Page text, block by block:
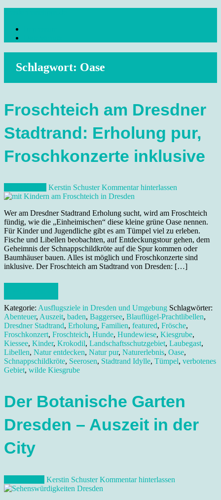
content
Reisetipps Dresden, Sehenswürdigkeiten, Ausflugsziele Sachsen,
Schlagwort: Oase
Froschteich am Dresdner
Stadtrand: Erholung pur,
Froschkonzerte inklusive
Kerstin Schuster Kommentar hinterlassen
Wer am Dresdner Stadtrand Erholung sucht, wird am Froschteich
fündig, wie die „Einheimischen“ diese kleine grüne Oase nennen.
Für Kinder und Jugendliche gibt es am Tümpel viel zu erleben.
Fische und Libellen beobachten, auf Entdeckungstour gehen, dem
Geheimnis der Schnappschildkröte auf die Spur kommen oder
Baumhäuser bauen. Alles ist möglich und Froschkonzerte sind
inklusive. Der Froschteich am Stadtrand von Dresden: […]
Kategorie: Ausflugsziele in Dresden und Umgebung Schlagwörter:
Abenteuer, Auszeit, baden, Baggersee, Blauflügel-Prachtlibellen,
Dresdner Stadtrand, Erholung, Familien, featured, Frösche,
Froschkonzert, Froschteich, Hunde, Hundewiese, Kiesgrube,
Kiessee, Kinder, Krokodil, Landschaftsschutzgebiet, Laubegast,
Libellen, Natur entdecken, Natur pur, Naturerlebnis, Oase,
Schnappschildkröte, Seerosen, Stadtrand Idylle, Tümpel, verbotenes
Gebiet, wilde Kiesgrube
Der Botanische Garten
Dresden – Auszeit in der
City
Kerstin Schuster Kommentar hinterlassen